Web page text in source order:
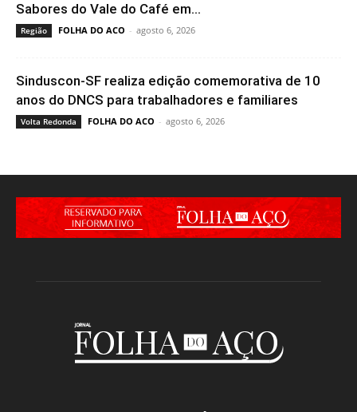
Sabores do Vale do Café em...
Região FOLHA DO ACO - agosto 6, 2026
Sinduscon-SF realiza edição comemorativa de 10
anos do DNCS para trabalhadores e familiares
Volta Redonda FOLHA DO ACO - agosto 6, 2026